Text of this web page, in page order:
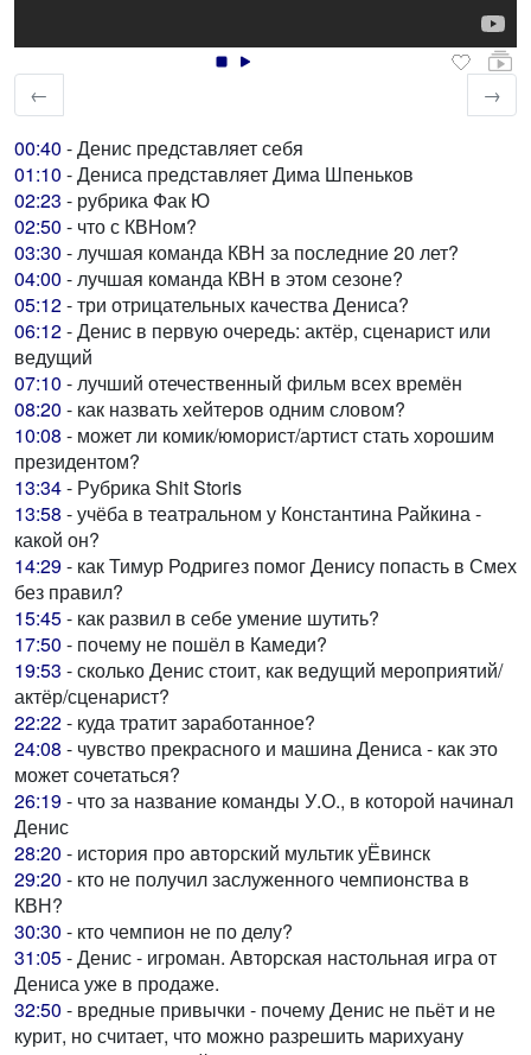
←
→
00:40 - Денис представляет себя
01:10 - Дениса представляет Дима Шпеньков
02:23 - рубрика Фак Ю
02:50 - что с КВНом?
03:30 - лучшая команда КВН за последние 20 лет?
04:00 - лучшая команда КВН в этом сезоне?
05:12- три отрицательных качества Дениса?
06:12- Денис в первую очередь: актёр, сценарист или
ведущий
07:10 - лучший отечественный фильм всех времён
08:20 - как назвать хейтеров одним словом?
10:08 - может ли комик/юморист/артист стать хорошим
президентом?
13:34- Рубрика Shit Storis
13:58 - учёба в театральном у Константина Райкина -
какой он?
14:29- как Тимур Родригез помог Денису попасть в Смех
без правил?
15:45- как развил в себе умение шутить?
17:50 - почему не пошёл в Камеди?
19:53 - сколько Денис стоит, как ведущий мероприятий/
актёр/сценарист?
22:22- куда тратит заработанное?
24:08 - чувство прекрасного и машина Дениса - как это
может сочетаться?
26:19- что за название команды У.О., в которой начинал
Денис
28:20 - история про авторский мультик уЁвинск
29:20 - кто не получил заслуженного чемпионства в
КВН?
30:30 - кто чемпион не по делу?
31:05- Денис - игроман. Авторская настольная игра от
Дениса уже в продаже.
32:50 - вредные привычки - почему Денис не пьёт и не
курит, но считает, что можно разрешить марихуану